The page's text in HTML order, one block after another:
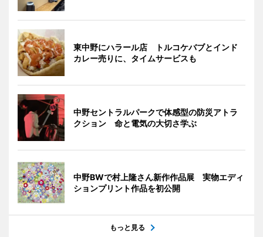
東中野にハラール店 トルコケバブとインド
カレー売りに、タイムサービスも
中野セントラルパークで体感型の防災アトラ
クション 命と電気の大切さ学ぶ
中野BWで村上隆さん新作作品展 実物エディ
ションプリント作品を初公開
もっと見る